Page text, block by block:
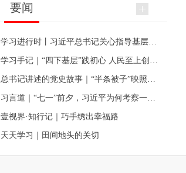
要闻
壹视界·知行记｜巧手绣出幸福路
天天学习｜田间地头的关切